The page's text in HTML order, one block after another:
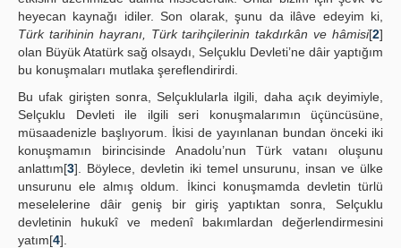
heyecan kaynağı idiler. Son olarak, şunu da ilâve edeyim ki,
Türk tarihinin hayranı, Türk tarihçilerinin takdırkân ve hâmisi[2]
olan Büyük Atatürk sağ olsaydı, Selçuklu Devleti’ne dâir yaptığım
bu konuşmaları mutlaka şereflendirirdi.
Bu ufak girişten sonra, Selçuklularla ilgili, daha açık deyimiyle,
Selçuklu Devleti ile ilgili seri konuşmalarımın üçüncüsüne,
müsaadenizle başlıyorum. İkisi de yayınlanan bundan önceki iki
konuşmamın birincisinde Anadolu’nun Türk vatanı oluşunu
anlattım[3]. Böylece, devletin iki temel unsurunu, insan ve ülke
unsurunu ele almış oldum. İkinci konuşmamda devletin türlü
meselelerine dâir geniş bir giriş yaptıktan sonra, Selçuklu
devletinin hukukî ve medenî bakımlardan değerlendirmesini
yatım[4].